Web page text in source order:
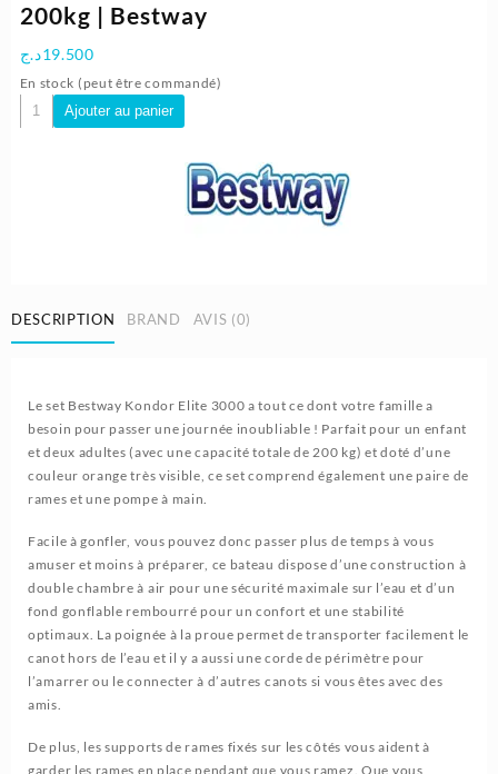
200kg | Bestway
19.500د.ج
En stock (peut être commandé)
quantité
de
Pompe
à
122cm
200kg
Bestway
Ajouter au panier
DESCRIPTION BRAND AVIS (0)
Le set Bestway Kondor Elite 3000 a tout ce dont votre famille a
besoin pour passer une journée inoubliable ! Parfait pour un enfant
et deux adultes (avec une capacité totale de 200 kg) et doté d’une
couleur orange très visible, ce set comprend également une paire de
rames et une pompe à main.
Facile à gonfler, vous pouvez donc passer plus de temps à vous
amuser et moins à préparer, ce bateau dispose d’une construction à
double chambre à air pour une sécurité maximale sur l’eau et d’un
fond gonflable rembourré pour un confort et une stabilité
optimaux. La poignée à la proue permet de transporter facilement le
canot hors de l’eau et il y a aussi une corde de périmètre pour
l’amarrer ou le connecter à d’autres canots si vous êtes avec des
amis.
De plus, les supports de rames fixés sur les côtés vous aident à
garder les rames en place pendant que vous ramez. Que vous